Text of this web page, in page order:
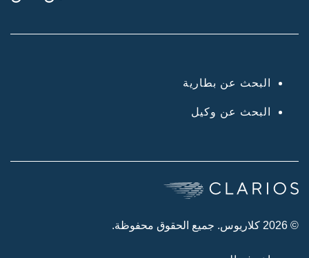
البحث عن بطارية
البحث عن وكيل
© 2026 كلاريوس. جميع الحقوق محفوظة.